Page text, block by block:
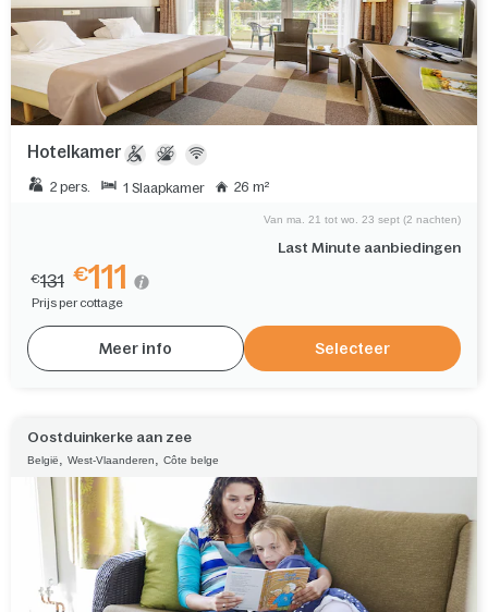
Hotelkamer
2 pers. 1 Slaapkamer 26 m²
Last Minute aanbiedingen
Van ma. 21 tot wo. 23 sept (2 nachten)
€131 €111
Prijs per cottage
Meer info Selecteer
Oostduinkerke aan zee
België, West-Vlaanderen, Côte belge